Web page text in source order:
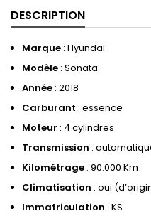
DESCRIPTION
Marque : Hyundai
Modèle : Sonata
Année : 2018
Carburant : essence
Moteur : 4 cylindres
Transmission :
Kilométrage : 90.000 Km
Climatisation : oui
Immatriculation : KS